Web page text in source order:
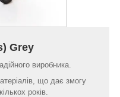
Grey
виробника.
що дає змогу
років.